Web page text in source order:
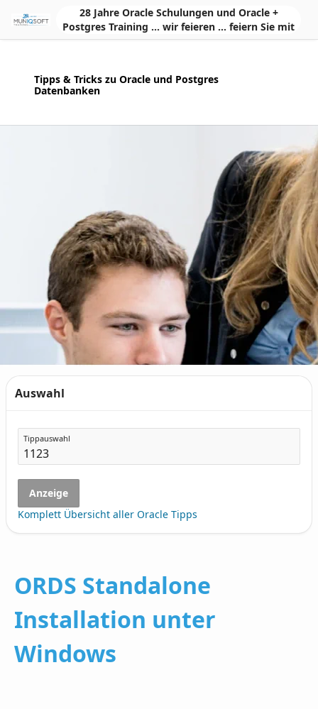
Skip to Main Content28 Jahre Oracle Schulungen und Oracle +
Postgres Training ... wir feieren ... feiern Sie mit
Tipps & Tricks zu Oracle und Postgres
Datenbanken
Auswahl
Tippauswahl
Anzeige
Komplett Übersicht aller Oracle Tipps
ORDS Standalone
Installation unter
Windows